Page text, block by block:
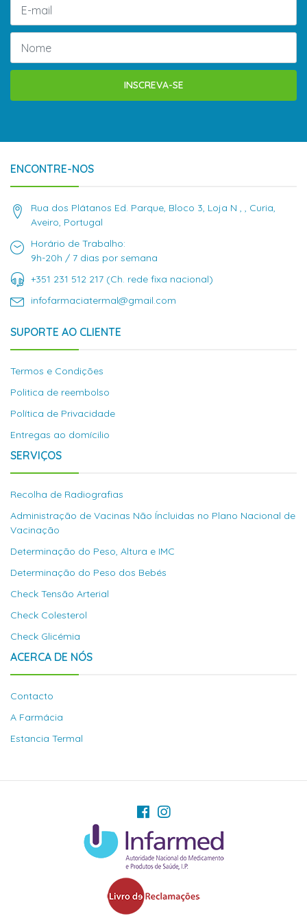
INSCREVA-SE
ENCONTRE-NOS
Rua dos Plátanos Ed. Parque, Bloco 3, Loja N , , Curia,
Aveiro, Portugal
Horário de Trabalho:
9h-20h / 7 dias por semana
+351 231 512 217 (Ch. rede fixa nacional)
infofarmaciatermal@gmail.com
SUPORTE AO CLIENTE
Termos e Condições
Politica de reembolso
Política de Privacidade
Entregas ao domícilio
SERVIÇOS
Recolha de Radiografias
Administração de Vacinas Não Íncluidas no Plano Nacional de
Vacinação
Determinação do Peso, Altura e IMC
Determinação do Peso dos Bebés
Check Tensão Arterial
Check Colesterol
Check Glicémia
ACERCA DE NÓS
Contacto
A Farmácia
Estancia Termal